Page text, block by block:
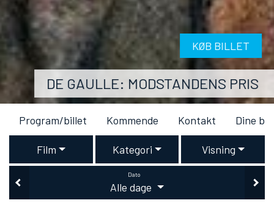
DE GAULLE: MODSTANDENS PRIS
KØB BILLET
Program/billet Kommende Kontakt Dine
Film Kategori Visning
Dato
Alle dage